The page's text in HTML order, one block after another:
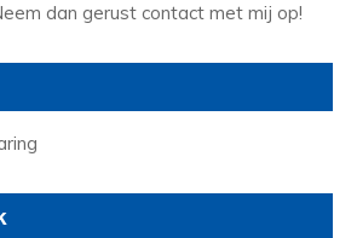
dan gerust contact met mij op!